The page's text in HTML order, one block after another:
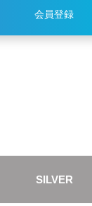
会員登録
SILVER